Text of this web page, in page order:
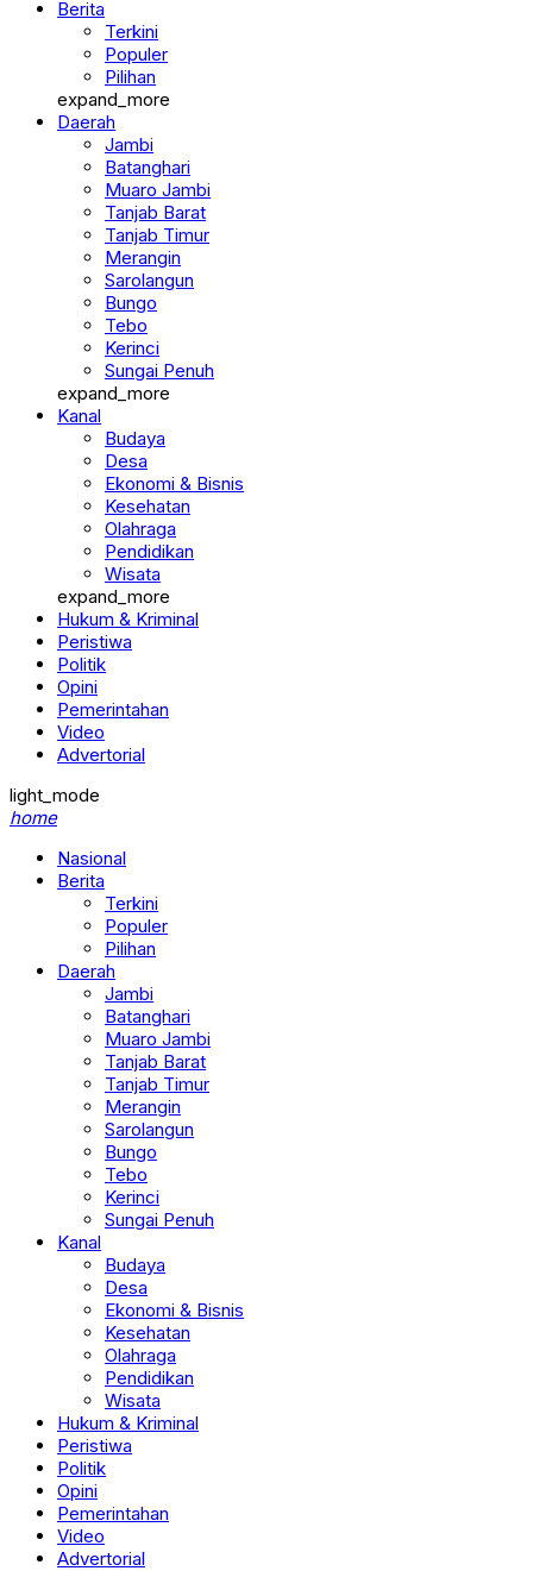
Berita
Terkini
Populer
Pilihan
expand_more
Daerah
Jambi
Batanghari
Muaro Jambi
Tanjab Barat
Tanjab Timur
Merangin
Sarolangun
Bungo
Tebo
Kerinci
Sungai Penuh
expand_more
Kanal
Budaya
Desa
Ekonomi & Bisnis
Kesehatan
Olahraga
Pendidikan
Wisata
expand_more
Hukum & Kriminal
Peristiwa
Politik
Opini
Pemerintahan
Video
Advertorial
light_mode
home
Nasional
Berita
Terkini
Populer
Pilihan
Daerah
Jambi
Batanghari
Muaro Jambi
Tanjab Barat
Tanjab Timur
Merangin
Sarolangun
Bungo
Tebo
Kerinci
Sungai Penuh
Kanal
Budaya
Desa
Ekonomi & Bisnis
Kesehatan
Olahraga
Pendidikan
Wisata
Hukum & Kriminal
Peristiwa
Politik
Opini
Pemerintahan
Video
Advertorial